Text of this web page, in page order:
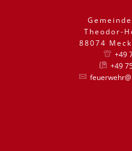
Theodor-
88074
+49
+49